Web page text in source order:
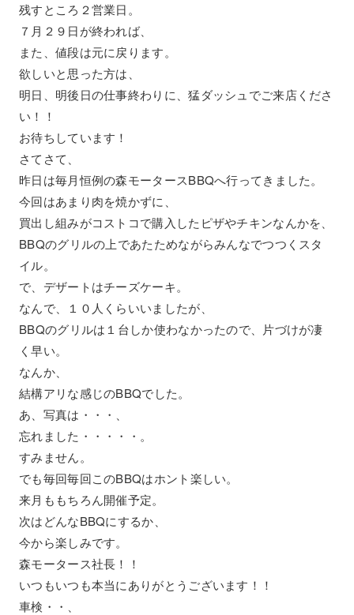
残すところ２営業日。
７月２９日が終われば、
また、値段は元に戻ります。
欲しいと思った方は、
明日、明後日の仕事終わりに、猛ダッシュでご来店くださ
い！！
お待ちしています！
さてさて、
昨日は毎月恒例の森モータースBBQへ行ってきました。
今回はあまり肉を焼かずに、
買出し組みがコストコで購入したピザやチキンなんかを、
BBQのグリルの上であたためながらみんなでつつくスタ
イル。
で、デザートはチーズケーキ。
なんで、１０人くらいいましたが、
BBQのグリルは１台しか使わなかったので、片づけが凄
く早い。
なんか、
結構アリな感じのBBQでした。
あ、写真は・・・、
忘れました・・・・・。
すみません。
でも毎回毎回このBBQはホント楽しい。
来月ももちろん開催予定。
次はどんなBBQにするか、
今から楽しみです。
森モータース社長！！
いつもいつも本当にありがとうございます！！
車検・・、